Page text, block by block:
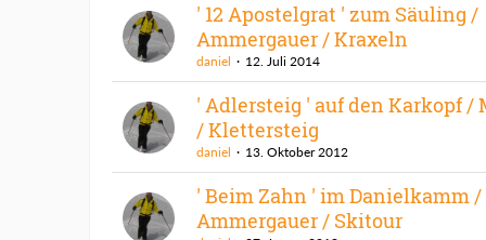
' 12 Apostelgrat ' zum Säuling /
Ammergauer / Kraxeln
daniel 12. Juli 2014
' Adlersteig ' auf den Karkopf /
/ Klettersteig
daniel 13. Oktober 2012
' Beim Zahn ' im Danielkamm /
Ammergauer / Skitour